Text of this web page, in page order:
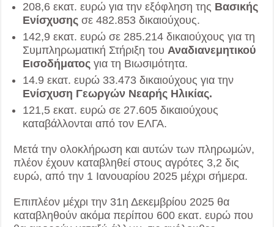
208,6 εκατ. ευρώ για την εξόφληση της Βασικής
Ενίσχυσης σε 482.853 δικαιούχους.
142,9 εκατ. ευρώ σε 285.214 δικαιούχους για τη
Συμπληρωματική Στήριξη τουΑναδιανεμητικού
Εισοδήματος για τη Βιωσιμότητα.
14.9 εκατ. ευρώ 33.473 δικαιούχους για την
Ενίσχυση Γεωργών Νεαρής Ηλικίας.
121,5 εκατ. ευρώ σε 27.605 δικαιούχους
καταβάλλονται από τον ΕΛΓΑ.
Μετά την ολοκλήρωση και αυτών των πληρωμών,
πλέον έχουν καταβληθεί στους αγρότες 3,2 δις
ευρώ, από την 1 Ιανουαρίου 2025 μέχρι σήμερα.
Επιπλέον μέχρι την 31η Δεκεμβρίου 2025 θα
καταβληθούν ακόμα περίπου 600 εκατ. ευρώ που